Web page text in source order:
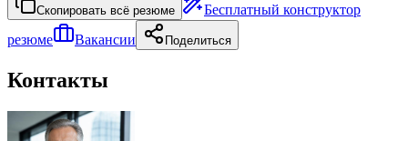
Скопировать всё резюме
Бесплатный конструктор
резюме
Вакансии Поделиться
Контакты